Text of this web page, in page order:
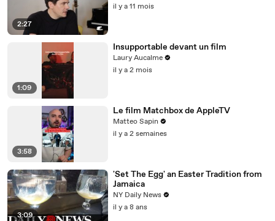
2:27
il y a 11 mois
1:09
Insupportable devant un film
Laury Aucalme
il y a 2 mois
3:58
Le film Matchbox de AppleTV
Matteo Sapin
il y a 2 semaines
3:09
'Set The Egg' an Easter Tradition from
Jamaica
NY Daily News
il y a 8 ans